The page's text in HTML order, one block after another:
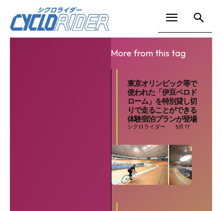
More from this tag
東京オリンピック等で
使われた「伊豆ベロド
ローム」を特別貸し切
りで走ることができる
体験宿泊プランが登場
シクロライダー 5月 17